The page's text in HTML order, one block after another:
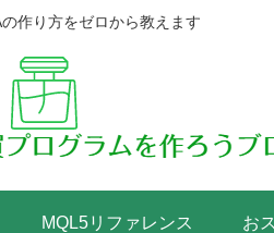
作り方をゼロから教えます
MQL5リファレンス お